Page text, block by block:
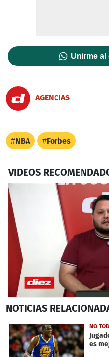
Unirme al
AGENCIAS
NBA Forbes
VIDEOS
seconds
5
minutes,
11
seconds
NOTICIAS
NO
es